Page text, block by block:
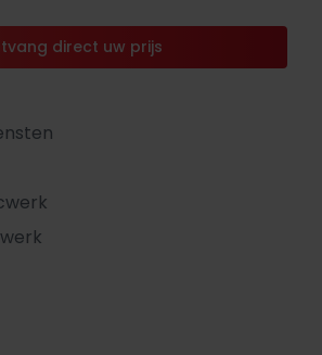
direct uw prijs